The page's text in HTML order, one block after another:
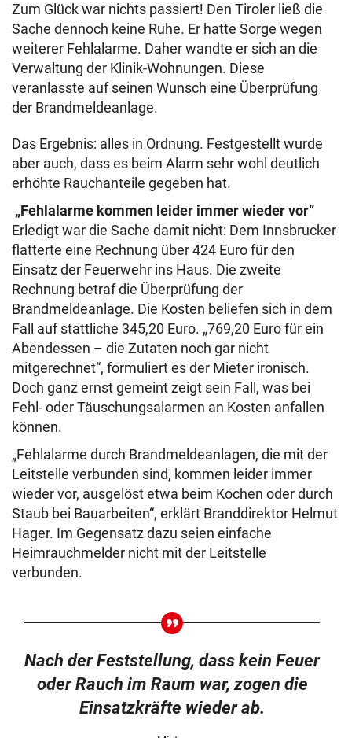
Zum Glück war nichts passiert! Den Tiroler ließ die
Sache dennoch keine Ruhe. Er hatte Sorge wegen
weiterer Fehlalarme. Daher wandte er sich an die
Verwaltung der Klinik-Wohnungen. Diese
veranlasste auf seinen Wunsch eine Überprüfung
der Brandmeldeanlage.
Das Ergebnis: alles in Ordnung. Festgestellt wurde
aber auch, dass es beim Alarm sehr wohl deutlich
erhöhte Rauchanteile gegeben hat.
„Fehlalarme kommen leider immer wieder vor“
Erledigt war die Sache damit nicht: Dem Innsbrucker
flatterte eine Rechnung über 424 Euro für den
Einsatz der Feuerwehr ins Haus. Die zweite
Rechnung betraf die Überprüfung der
Brandmeldeanlage. Die Kosten beliefen sich in dem
Fall auf stattliche 345,20 Euro. „769,20 Euro für ein
Abendessen – die Zutaten noch gar nicht
mitgerechnet“, formuliert es der Mieter ironisch.
Doch ganz ernst gemeint zeigt sein Fall, was bei
Fehl- oder Täuschungsalarmen an Kosten anfallen
können.
„Fehlalarme durch Brandmeldeanlagen, die mit der
Leitstelle verbunden sind, kommen leider immer
wieder vor, ausgelöst etwa beim Kochen oder durch
Staub bei Bauarbeiten“, erklärt Branddirektor Helmut
Hager. Im Gegensatz dazu seien einfache
Heimrauchmelder nicht mit der Leitstelle
verbunden.
Nach der Feststellung, dass kein Feuer
oder Rauch im Raum war, zogen die
Einsatzkräfte wieder ab.